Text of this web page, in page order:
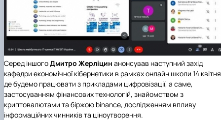
Серед іншогоДмитро Жерліцин анонсував наступний захід
кафедри економічної кібернетики в рамках онлайн школи 14
де будемо працювати з прикладами цифровізації, а саме,
застосуванням фінансових технологій, знайомством з
криптовалютами та біржою binance, дослідженням впливу
інформаційних чинників та ціноутворення.